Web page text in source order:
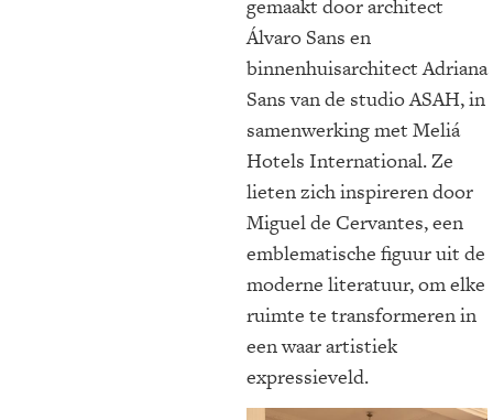
gemaakt door architect
Álvaro Sans en
binnenhuisarchitect Adriana
Sans van de studio ASAH, in
samenwerking met Meliá
Hotels International. Ze
lieten zich inspireren door
Miguel de Cervantes, een
emblematische figuur uit de
moderne literatuur, om elke
ruimte te transformeren in
een waar artistiek
expressieveld.